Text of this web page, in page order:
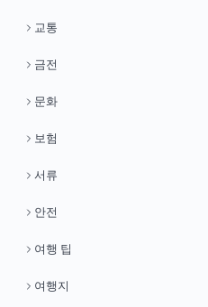
교통
금전
문화
보험
서류
안전
여행 팁
여행지